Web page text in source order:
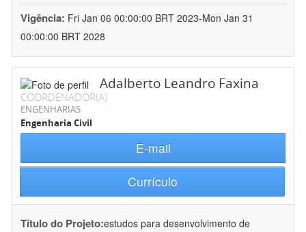
Vigência: Fri Jan 06 00:00:00 BRT 2023-Mon Jan 31
00:00:00 BRT 2028
Adalberto Leandro Faxina
COORDENADOR(A)
ENGENHARIAS
Engenharia Civil
E-mail
Currículo
Título do Projeto:estudos para desenvolvimento de